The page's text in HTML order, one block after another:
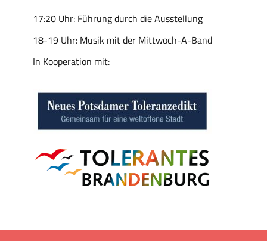
17:20 Uhr: Führung durch die Ausstellung
18-19 Uhr: Musik mit der Mittwoch-A-Band
In Kooperation mit: